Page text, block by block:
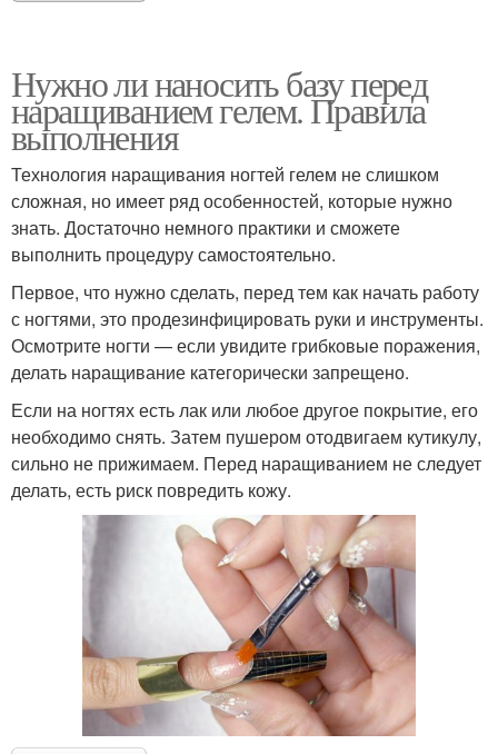
Нужно ли наносить базу перед
наращиванием гелем. Правила
выполнения
Технология наращивания ногтей гелем не слишком
сложная, но имеет ряд особенностей, которые нужно
знать. Достаточно немного практики и сможете
выполнить процедуру самостоятельно.
Первое, что нужно сделать, перед тем как начать работу
с ногтями, это продезинфицировать руки и инструменты.
Осмотрите ногти — если увидите грибковые поражения,
делать наращивание категорически запрещено.
Если на ногтях есть лак или любое другое покрытие, его
необходимо снять. Затем пушером отодвигаем кутикулу,
сильно не прижимаем. Перед наращиванием не следует
делать, есть риск повредить кожу.